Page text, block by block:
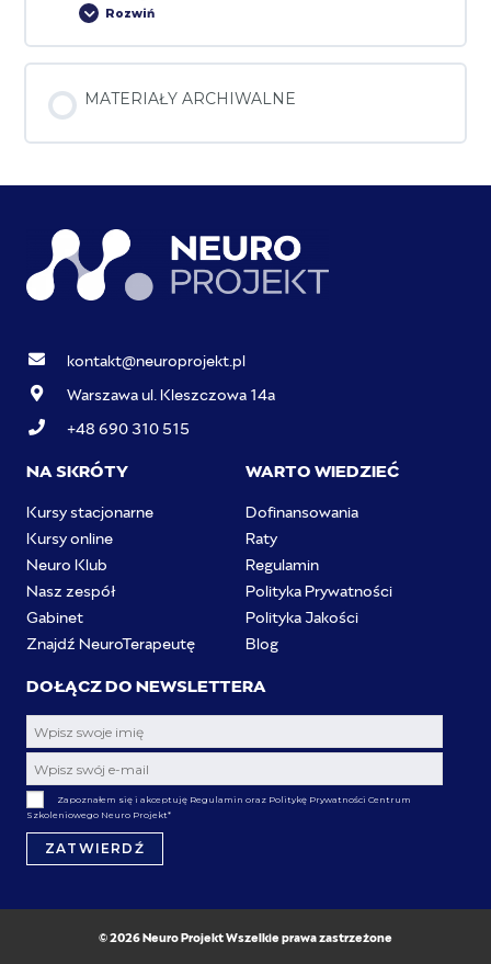
Rozwiń
MATERIAŁY ARCHIWALNE
kontakt@neuroprojekt.pl
Warszawa ul. Kleszczowa 14a
+48 690 310 515
NA SKRÓTY
Kursy stacjonarne
Kursy online
Neuro Klub
Nasz zespół
Gabinet
Znajdź NeuroTerapeutę
WARTO WIEDZIEĆ
Dofinansowania
Raty
Regulamin
Polityka Prywatności
Polityka Jakości
Blog
DOŁĄCZ DO NEWSLETTERA
Zapoznałem się i akceptuję Regulamin oraz Politykę Prywatności Centrum
Szkoleniowego Neuro Projekt*
ZATWIERDŹ
© 2026 Neuro Projekt Wszelkie prawa zastrzeżone